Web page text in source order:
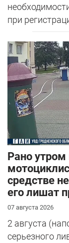
при
Рано
средстве
его лишат
07 августа 2026
2 августа
серьезного